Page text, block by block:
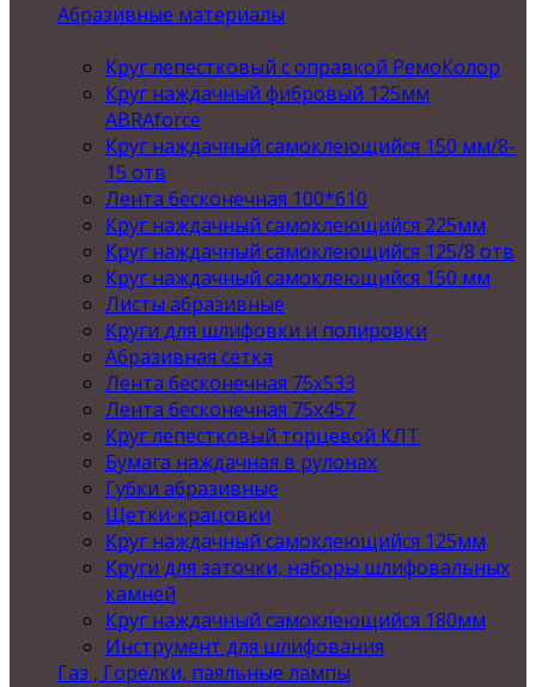
Абразивные материалы
Круг лепестковый с оправкой РемоКолор
Круг наждачный фибровый 125мм
ABRAforce
Круг наждачный самоклеющийся 150 мм/8-
15 отв
Лента бесконечная 100*610
Круг наждачный самоклеющийся 225мм
Круг наждачный самоклеющийся 125/8 отв
Круг наждачный самоклеющийся 150 мм
Листы абразивные
Круги для шлифовки и полировки
Абразивная сетка
Лента бесконечная 75х533
Лента бесконечная 75х457
Круг лепестковый торцевой КЛТ
Бумага наждачная в рулонах
Губки абразивные
Щетки-крацовки
Круг наждачный самоклеющийся 125мм
Круги для заточки, наборы шлифовальных
камней
Круг наждачный самоклеющийся 180мм
Инструмент для шлифования
Газ , Горелки, паяльные лампы